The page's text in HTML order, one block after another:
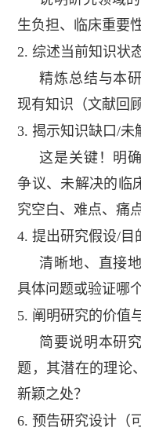
生负担、临床重要
2.综述当前知识状
精炼总结与本
现有知识（文献回
3. 揭示知识缺口/未
这是关键！明
争议、未解决的临
究空白、难点、痛
4.提出研究假设/ 目
清晰地、直接
具体问题或验证哪
5. 阐明研究的价值
简要说明本研
题，其潜在的理论
新颖之处？
6.预告研究设计（